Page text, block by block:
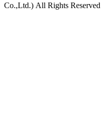
Co.,Ltd.) All Rights Reserved